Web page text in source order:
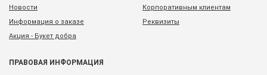
Новости
Информация о заказе
Акция - Букет добра
Корпоративным клиентам
Реквизиты
ПРАВОВАЯ ИНФОРМАЦИЯ